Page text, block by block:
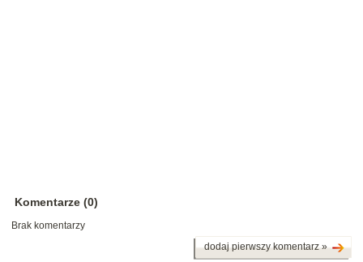
Komentarze (0)
Brak komentarzy
dodaj pierwszy komentarz »